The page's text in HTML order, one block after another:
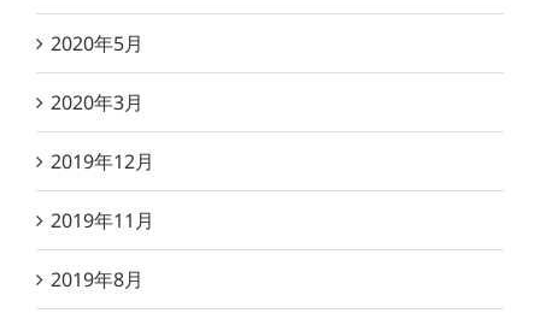
2020年5月
2020年3月
2019年12月
2019年11月
2019年8月